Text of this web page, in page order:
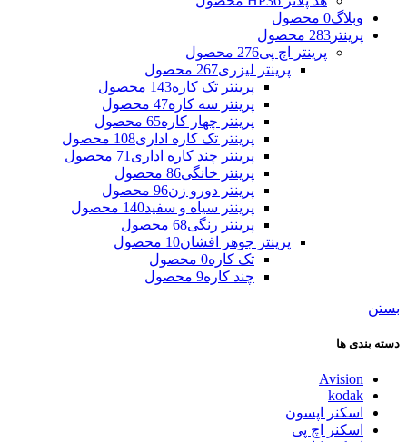
وبلاگ0 محصول
پرینتر 283 محصول
پرینتر اچ پی276 محصول
پرینتر لیزری267 محصول
پرینتر تک کاره143 محصول
پرینتر سه کاره47 محصول
پرینتر چهار کاره65 محصول
پرینتر تک کاره اداری108 محصول
پرینتر چند کاره اداری 71 محصول
پرینتر خانگی86 محصول
پرینتر دورو زن96 محصول
پرینتر سیاه و سفید140 محصول
پرینتر رنگی68 محصول
پرینتر جوهر افشان10 محصول
تک کاره0 محصول
چند کاره9 محصول
بستن
دسته بندی ها
Avision
kodak
اسکنر اپسون
اسکنر اچ پی